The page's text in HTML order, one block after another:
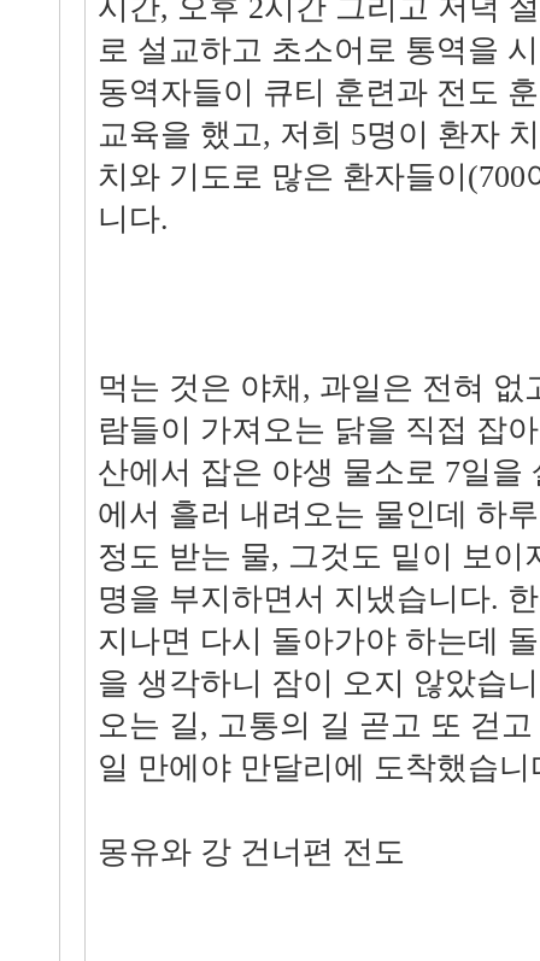
시간, 오후 2시간 그리고 저녁
로 설교하고 초소어로 통역을
동역자들이 큐티 훈련과 전도
교육을 했고, 저희 5명이 환자
치와 기도로 많은 환자들이
니다.
먹는 것은 야채, 과일은 전혀 없
람들이 가져오는 닭을 직접 잡
산에서 잡은 야생 물소로 7일을
에서 흘러 내려오는 물인데 하
정도 받는 물, 그것도 밑이 보이
명을 부지하면서 지냈습니다.
지나면 다시 돌아가야 하는데
을 생각하니 잠이 오지 않았습
오는 길, 고통의 길 곧고 또 걷
일 만에야 만달리에 도착했습니
몽유와 강 건너편 전도